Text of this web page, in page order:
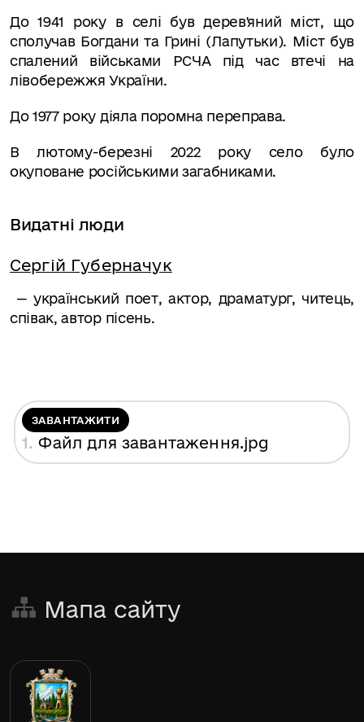
До 1941 року в селі був дерев'яний міст, що
сполучав Богдани та Грині (Лапутьки). Міст був
спалений військами РСЧА під час втечі на
лівобережжя України.
До 1977 року діяла поромна переправа.
В лютому-березні 2022 року село було
окуповане російськими загабниками.
Видатні люди
Сергій Губерначук
— український поет, актор, драматург, читець,
співак, автор пісень.
ЗАВАНТАЖИТИ
1. Файл для завантаження.jpg
Мапа сайту